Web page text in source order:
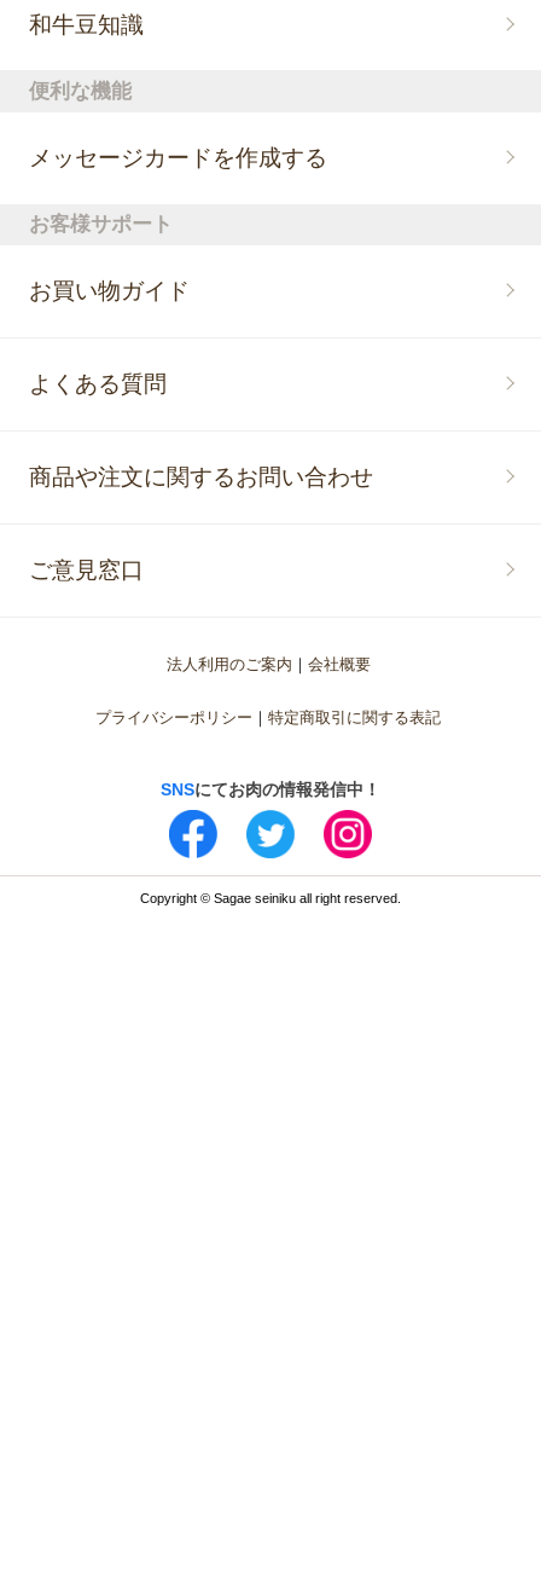
和牛豆知識
便利な機能
メッセージカードを作成する
お客様サポート
お買い物ガイド
よくある質問
商品や注文に関するお問い合わせ
ご意見窓口
法人利用のご案内 会社概要
プライバシーポリシー 特定商取引に関する表記
SNSにてお肉の情報発信中！
Copyright © Sagae seiniku all right reserved.